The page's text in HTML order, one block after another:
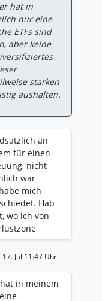
hat in
nur eine
ETFs sind
aber keine
starken
aushalten.
an
für einen
nicht
war
mich
Hab
wo ich von
, 17. Jul 11:47 Uhr
in meinem